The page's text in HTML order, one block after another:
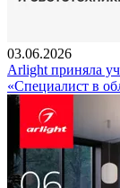
03.06.2026
Arlight приняла
«Специалист в